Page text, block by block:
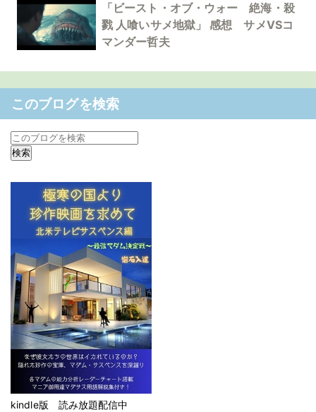
「ビースト・オブ・ウォー 絶海・殺
戮 人喰いサメ地獄」 感想 サメVSコ
マンダー哲夫
このブログを検索
kindle版 読み放題配信中